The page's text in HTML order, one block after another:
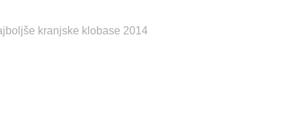
kranjske klobase 2014